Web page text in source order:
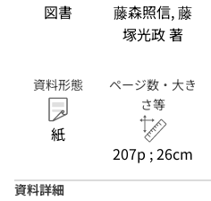
図書
藤森照信, 藤
塚光政 著
資料形態
紙
ページ数・大き
さ等
207p ; 26cm
資料詳細